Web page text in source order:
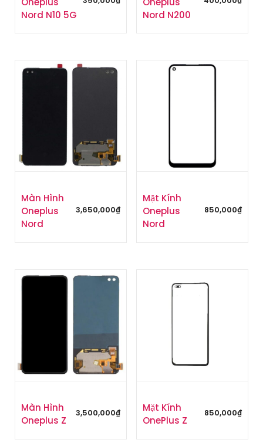
t
Nord N10 5G
Nord N200
Màn Hình
Oneplus
Nord
3,650,000₫
Mặt Kính
Oneplus
Nord
850,000₫
Màn Hình
Oneplus Z
3,500,000₫
Mặt Kính
OnePlus Z
850,000₫